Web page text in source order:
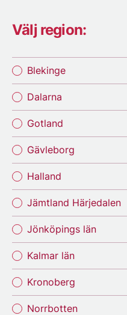
Välj region:
Blekinge
Dalarna
Gotland
Gävleborg
Halland
Jämtland Härjedalen
Jönköpings län
Kalmar län
Kronoberg
Norrbotten